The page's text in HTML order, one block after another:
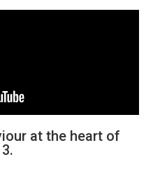
at the heart of